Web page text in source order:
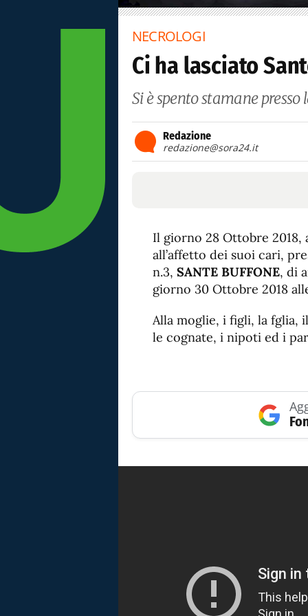
NECROLOGI
Ci ha lasciato
Si è spento stamane
Redazione
redazione@sora24.it
Il giorno 28 Ottobre 2018,
all’affetto dei suoi cari,
n.3, SANTE BUFFONE, di
giorno 30 Ottobre 2018
Alla moglie, i figli, la fglia,
le cognate, i nipoti ed i